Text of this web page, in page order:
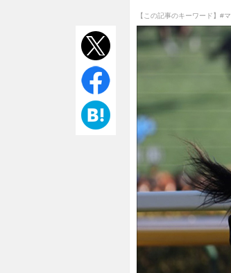
【この記事のキーワード】 #